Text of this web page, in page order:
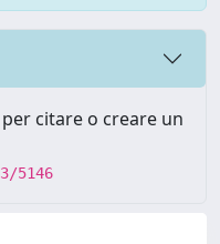
citare o creare un
5146